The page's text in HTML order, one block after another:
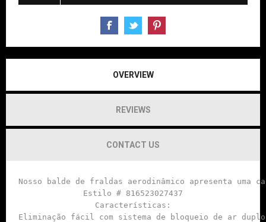
OVERVIEW
REVIEWS
CONTACT US
Nosso balde de fraldas aerodinâmico apresenta
Estilo # 816523027437
Características:
Eliminação fácil com sistema de bloqueio de ar